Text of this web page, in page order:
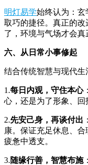
明灯易学始终认为：玄
取巧的捷径。真正的
了，环境与气场才会真
六、从日常小事修起
结合传统智慧与现代生
1.每日内观，守住本心
心，还是为了形象、回
2.先安己身，再谈付出
康。保证充足休息、
疲惫中透支。
3.随缘行善，智慧布施